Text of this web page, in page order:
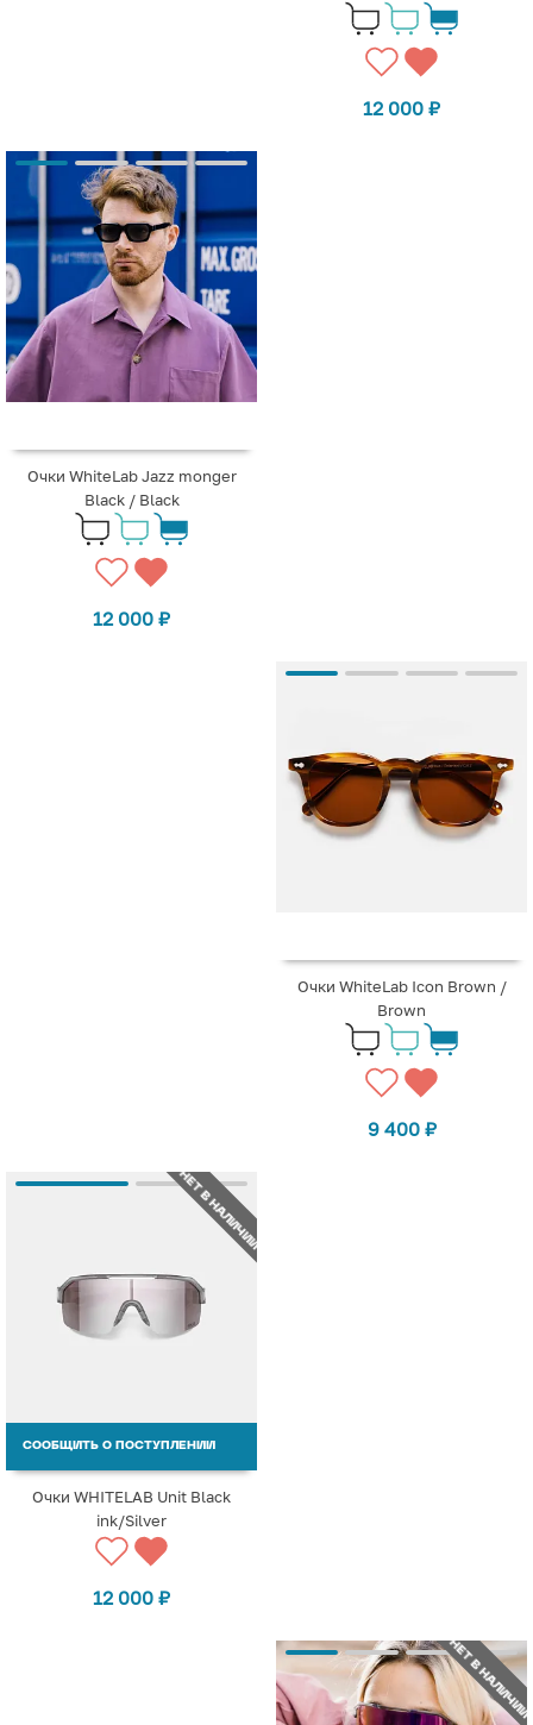
12 000 ₽
Очки WhiteLab Jazz monger
Black / Black
12 000 ₽
Очки WhiteLab Icon Brown /
Brown
9 400 ₽
НЕТ В НАЛИЧИИ
СООБЩИТЬ О ПОСТУПЛЕНИИ
Очки WHITELAB Unit Black
ink/Silver
12 000 ₽
НЕТ В НАЛИЧИИ